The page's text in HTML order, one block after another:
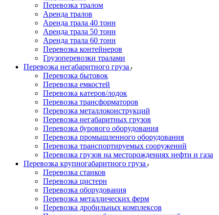
Перевозка тралом
Аренда тралов
Аренда трала 40 тонн
Аренда трала 50 тонн
Аренда трала 60 тонн
Перевозка контейнеров
Грузоперевозки тралами
Перевозка негабаритного груза
Перевозка бытовок
Перевозка емкостей
Перевозка катеров/лодок
Перевозка трансформаторов
Перевозка металлоконструкций
Перевозка негабаритных грузов
Перевозка бурового оборудования
Перевозка промышленного оборудования
Перевозка транспортируемых сооружений
Перевозка грузов на месторождениях нефти и газа
Перевозка крупногабаритного груза
Перевозка станков
Перевозка цистерн
Перевозка оборудования
Перевозка металлических ферм
Перевозка дробильных комплексов